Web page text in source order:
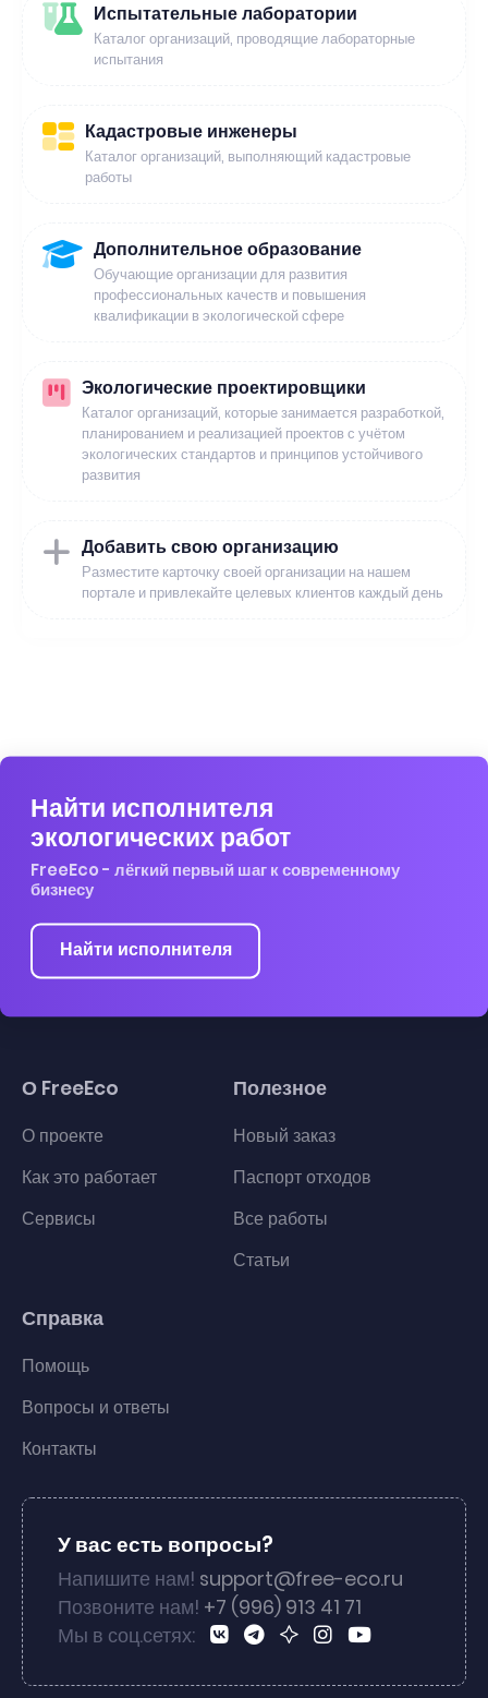
Испытательные лаборатории
Каталог организаций, проводящие лабораторные
испытания
Кадастровые инженеры
Каталог организаций, выполняющий кадастровые
работы
Дополнительное образование
Обучающие организации для развития
профессиональных качеств и повышения
квалификации в экологической сфере
Экологические проектировщики
Каталог организаций, которые занимается разработкой,
планированием и реализацией проектов с учётом
экологических стандартов и принципов устойчивого
развития
Добавить свою организацию
Разместите карточку своей организации на нашем
портале и привлекайте целевых клиентов каждый день
Найти исполнителя
экологических работ
FreeEco - лёгкий первый шаг к современному
бизнесу
Найти исполнителя
О FreeEco
О проекте
Как это работает
Сервисы
Полезное
Новый заказ
Паспорт отходов
Все работы
Статьи
Справка
Помощь
Вопросы и ответы
Контакты
У вас есть вопросы?
Напишите нам! support@free-eco.ru
Позвоните нам! +7 (996) 913 41 71
Мы в соц.сетях: